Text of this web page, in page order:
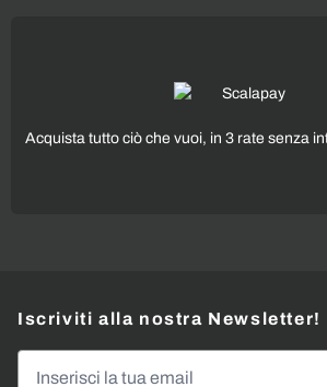
Acquista tutto ciò che vuoi, in 3 rate senza
Iscriviti alla nostra Newsletter!